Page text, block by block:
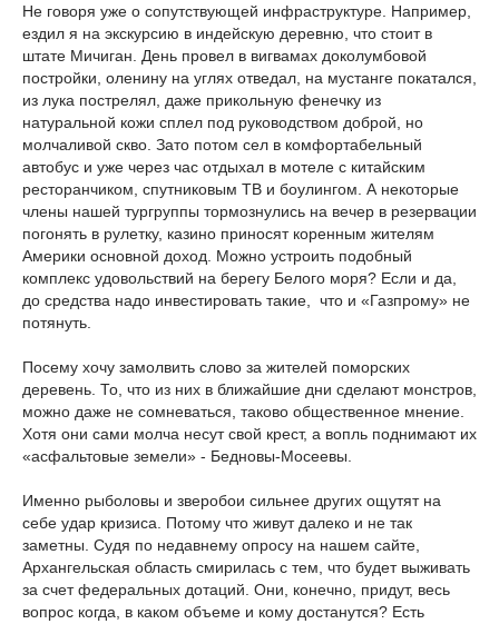
Не говоря уже о сопутствующей инфраструктуре. Например,
ездил я на экскурсию в индейскую деревню, что стоит в
штате Мичиган. День провел в вигвамах доколумбовой
постройки, оленину на углях отведал, на мустанге покатался,
из лука пострелял, даже прикольную фенечку из
натуральной кожи сплел под руководством доброй, но
молчаливой скво. Зато потом сел в комфортабельный
автобус и уже через час отдыхал в мотеле с китайским
ресторанчиком, спутниковым ТВ и боулингом. А некоторые
члены нашей тургруппы тормознулись на вечер в резервации
погонять в рулетку, казино приносят коренным жителям
Америки основной доход. Можно устроить подобный
комплекс удовольствий на берегу Белого моря? Если и да,
до средства надо инвестировать такие, что и «Газпрому» не
потянуть.
Посему хочу замолвить слово за жителей поморских
деревень. То, что из них в ближайшие дни сделают монстров,
можно даже не сомневаться, таково общественное мнение.
Хотя они сами молча несут свой крест, а вопль поднимают их
«асфальтовые земели» - Бедновы-Мосеевы.
Именно рыболовы и зверобои сильнее других ощутят на
себе удар кризиса. Потому что живут далеко и не так
заметны. Судя по недавнему опросу на нашем сайте,
Архангельская область смирилась с тем, что будет выживать
за счет федеральных дотаций. Они, конечно, придут, весь
вопрос когда, в каком объеме и кому достанутся? Есть